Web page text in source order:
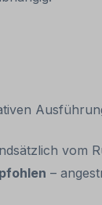
vom
–